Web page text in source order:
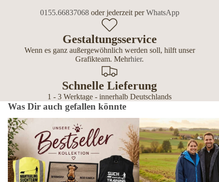
0155.66837068oder jederzeit perWhatsApp
Gestaltungsservice
Wenn es ganz außergewöhnlich werden soll, hilft unser
Grafikteam. Mehrhier.
Schnelle Lieferung
1 - 3 Werktage - innerhalb Deutschlands
Was Dir auch gefallen könnte
Bestseller – die beliebtesten Geschenke
für Hundebesitzer
Wetterfeste Outdoor-
Hundemenschen –
Editionen